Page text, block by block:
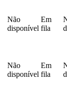
Não
disponível
Em
fila
Não
disponível
Em
fila